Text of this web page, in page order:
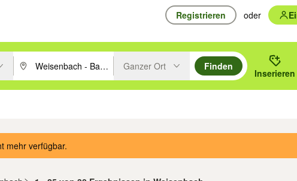
Registrieren oder
mit den Pfeiltasten nach oben/unten durchsuchen und mit
PLZ oder Ort eingeben. Eingabetaste drücken um zu suchen, oder
Ganzer Ort
Finden
Inserieren
mehr verfügbar.